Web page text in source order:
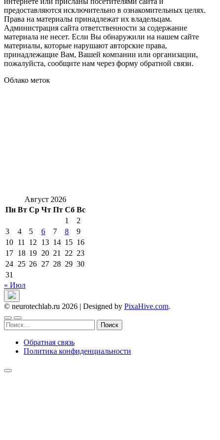
предоставляются исключительно в ознакомительных целях.
Права на материалы принадлежат их владельцам.
Администрация сайта ответственности за содержание
материала не несет. Если Вы обнаружили на нашем сайте
материалы, которые нарушают авторские права,
принадлежащие Вам, Вашей компании или организации,
пожалуйста, сообщите нам через форму обратной связи.
Облако меток
Август 2026
Пн Вт Ср Чт Пт Сб Вс
1
2
3
4 5 6 7 8
9
10 11 12 13 14 15 16
17 18 19 20 21 22 23
24 25 26 27 28 29 30
31
« Июл
© neurotechlab.ru 2026 | Designed by PixaHive.com.
Найти:
Обратная связь
Политика конфиденциальности